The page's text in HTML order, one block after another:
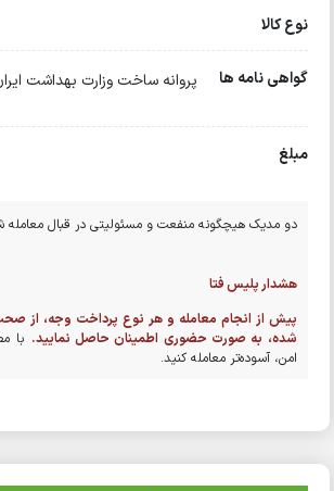
نوع کالا
گواهی نامه ها
پروانه ساخت وزارت بهداشت
مبلغ
دو مدیک هیچگونه منفعت و مسئولیتی در قبال معامله
هشدار پلیس فتا
پیش از انجام معامله و هر نوع پرداخت وجه، از صحت
شده، به صورت حضوری اطمینان حاصل نمایید. با
امن، آسوده‌تر معامله کنید.